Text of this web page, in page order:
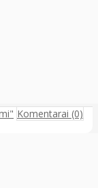
Komentarai (0)